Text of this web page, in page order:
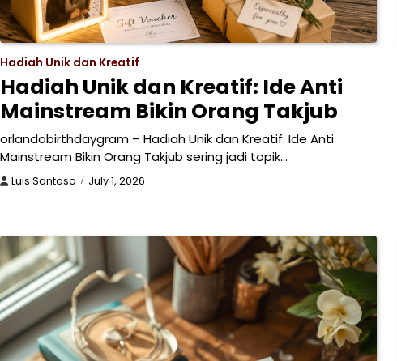
Hadiah Unik dan Kreatif
Hadiah Unik dan Kreatif: Ide Anti
Mainstream Bikin Orang Takjub
orlandobirthdaygram – Hadiah Unik dan Kreatif: Ide Anti
Mainstream Bikin Orang Takjub sering jadi topik…
Luis Santoso July 1, 2026